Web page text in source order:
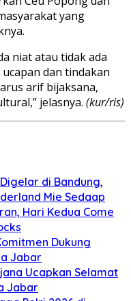
yang
niat atau tidak ada
dan tindakan
arif bijaksana,
jelasnya. (kur/ris)
di Bandung,
Mie Sedaap
Hari Kedua Come
Dukung
Jabar
Ucapkan Selamat
Jabar